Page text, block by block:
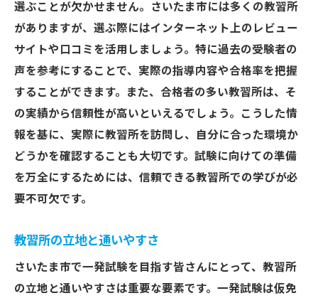
選ぶことが欠かせません。さいたま市には多くの教習所
がありますが、選ぶ際にはインターネット上のレビュー
サイトや口コミを活用しましょう。特に過去の受験者の
声を参考にすることで、実際の指導内容や合格率を把握
することができます。また、合格者の多い教習所は、そ
の実績から信頼性が高いといえるでしょう。こうした情
報を基に、実際に教習所を訪問し、自分に合った環境か
どうかを確認することも大切です。試験に向けての準備
を万全にするためには、信頼できる教習所での学びが必
要不可欠です。
教習所の立地と通いやすさ
さいたま市で一発試験を目指す皆さんにとって、教習所
の立地と通いやすさは重要な要素です。一発試験は仮免